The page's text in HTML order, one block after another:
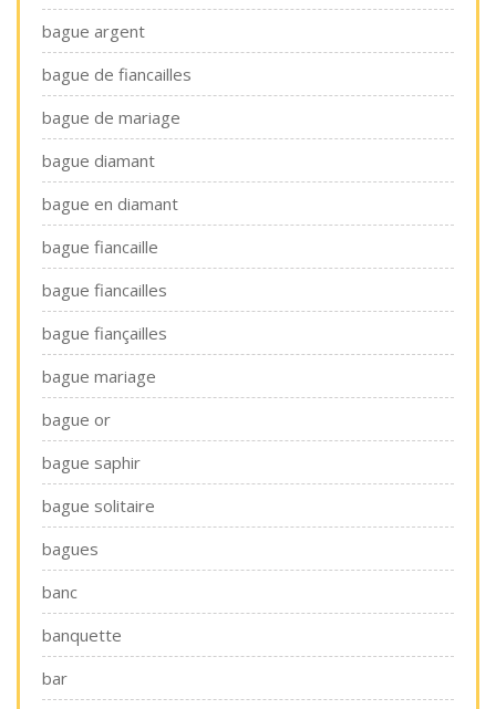
bague argent
bague de fiancailles
bague de mariage
bague diamant
bague en diamant
bague fiancaille
bague fiancailles
bague fiançailles
bague mariage
bague or
bague saphir
bague solitaire
bagues
banc
banquette
bar